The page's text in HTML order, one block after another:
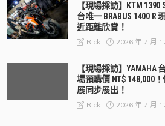
【現場採訪】KTM
台唯一 BRABUS 1400
近距離欣賞！
Rick 2026 年 7 月
【現場採訪】YAMAHA
場預購價 NT$ 148,000！
展同步展出！
Rick 2026 年 7 月